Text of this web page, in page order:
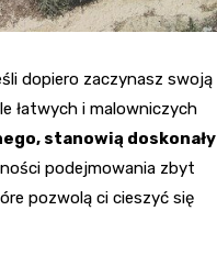
dopiero zaczynasz swoją
łatwych i malowniczych
stanowią doskonały
podejmowania zbyt
pozwolą ci cieszyć się